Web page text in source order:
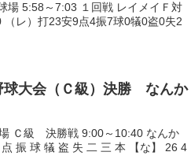
場 5:58～7:03 １回戦 レイメイＦ対
レ）打23安9点4振7球0犠0盗0失2
Ｃ級 決勝戦 9:00～10:40 なんか
振 球 犠 盗 失 二 三 本 【な】 26 4